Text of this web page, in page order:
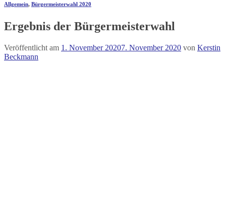
Allgemein, Bürgermeisterwahl 2020
Ergebnis der Bürgermeisterwahl
Veröffentlicht am 1. November 20207. November 2020 von Kerstin
Beckmann